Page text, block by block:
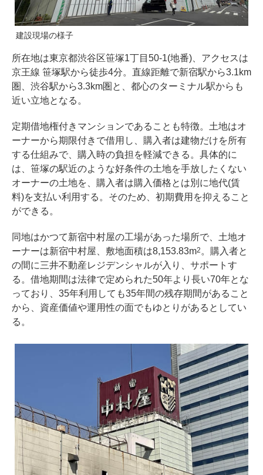
建設現場の様子
所在地は東京都渋谷区笹塚1丁目50-1(地番)、アクセスは
京王線 笹塚駅から徒歩4分。直線距離で新宿駅から3.1km
圏、渋谷駅から3.3km圏と、都心のターミナル駅からも
近い立地となる。
定期借地権付きマンションであることも特徴。土地はオ
ーナーから期限付きで借用し、購入者は建物だけを所有
する仕組みで、購入時の負担を軽減できる。具体的に
は、笹塚の駅近のような好条件の土地を手放したくない
オーナーの土地を、購入者は購入価格とは別に地代(賃
料)を支払い利用する。そのため、初期費用を抑えること
ができる。
同地はかつて新宿中村屋の工場があった場所で、土地オ
ーナーは新宿中村屋、敷地面積は8,153.83m2 。購入者と
の間に三井不動産レジデンシャルが入り、サポートす
る。借地期間は法律で定められた50年より長い70年とな
っており、35年利用しても35年間の残存期間があること
から、資産価値や運用性の面でもゆとりがあるとしてい
る。